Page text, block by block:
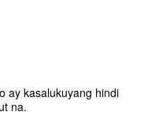
ay kasalukuyang hindi
na.